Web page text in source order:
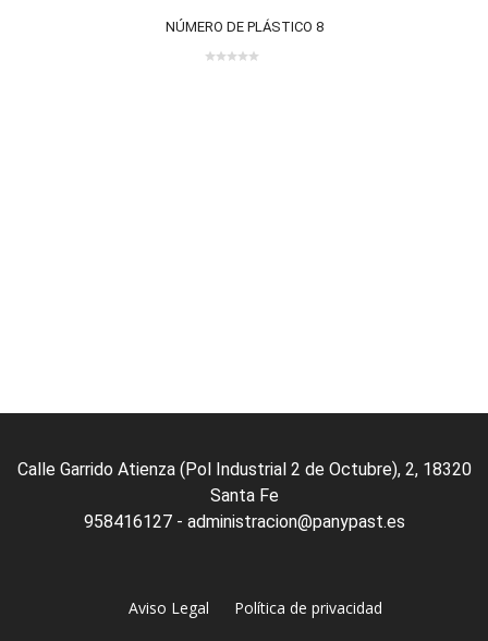
NÚMERO DE PLÁSTICO 8
Calle Garrido Atienza (Pol Industrial 2 de Octubre), 2, 18320
Santa Fe
958416127 - administracion@panypast.es
Aviso Legal Política de privacidad